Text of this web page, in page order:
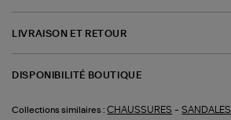
LIVRAISON ET RETOUR
DISPONIBILITÉ BOUTIQUE
Collections similaires : CHAUSSURES -SANDALES